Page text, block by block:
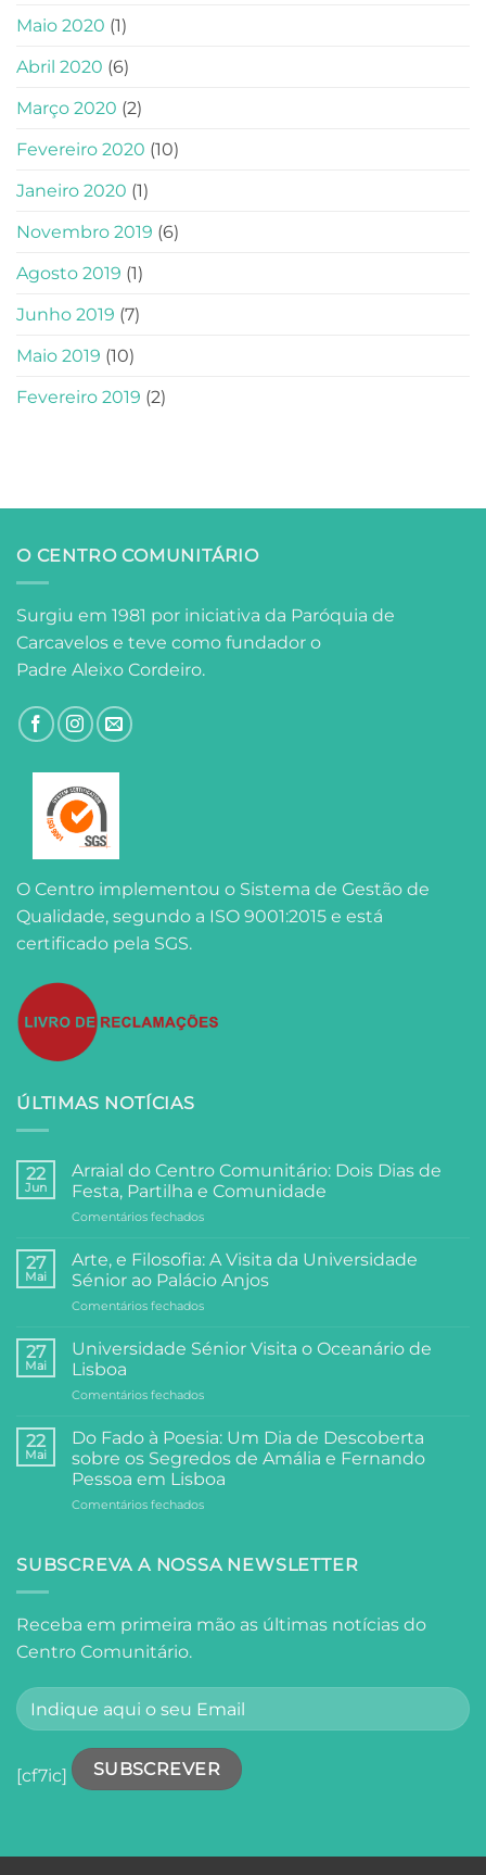
Maio 2020 (1)
Abril 2020 (6)
Março 2020 (2)
Fevereiro 2020 (10)
Janeiro 2020 (1)
Novembro 2019 (6)
Agosto 2019 (1)
Junho 2019 (7)
Maio 2019 (10)
Fevereiro 2019 (2)
O CENTRO COMUNITÁRIO
Surgiu em 1981 por iniciativa da Paróquia de
Carcavelos e teve como fundador o
Padre Aleixo Cordeiro.
O Centro implementou o Sistema de Gestão de
Qualidade, segundo a ISO 9001:2015 e está
certificado pela SGS.
ÚLTIMAS NOTÍCIAS
22
Jun
Arraial do Centro Comunitário: Dois Dias de
Festa, Partilha e Comunidade
Comentários fechadosem
do
Centro
Comunitário:
Dois
de
e
27
Mai
Arte, e Filosofia: A Visita da Universidade
Sénior ao Palácio Anjos
Comentários fechadosem
e
Visita
Universidade
Sénior
Palácio
Anjos
27
Mai
Universidade Sénior Visita o Oceanário de
Lisboa
Comentários fechadosem
Sénior
Visita
o
Oceanário
de
22
Mai
Do Fado à Poesia: Um Dia de Descoberta
sobre os Segredos de Amália e Fernando
Pessoa em Lisboa
Comentários fechadosem
à
Dia
de
os
Segredos
e
Fernando
SUBSCREVA A NOSSA NEWSLETTER
Receba em primeira mão as últimas notícias do
Centro Comunitário.
[cf7ic]